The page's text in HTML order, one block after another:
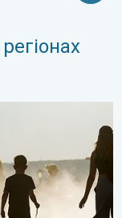
40 градусів. .